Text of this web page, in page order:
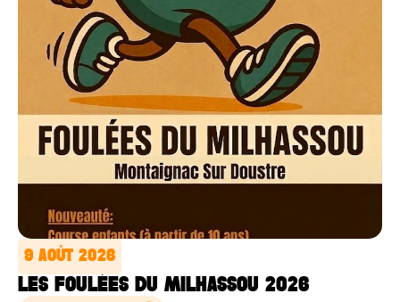
9 AOÛT 2026
LES FOULÉES DU MILHASSOU 2026